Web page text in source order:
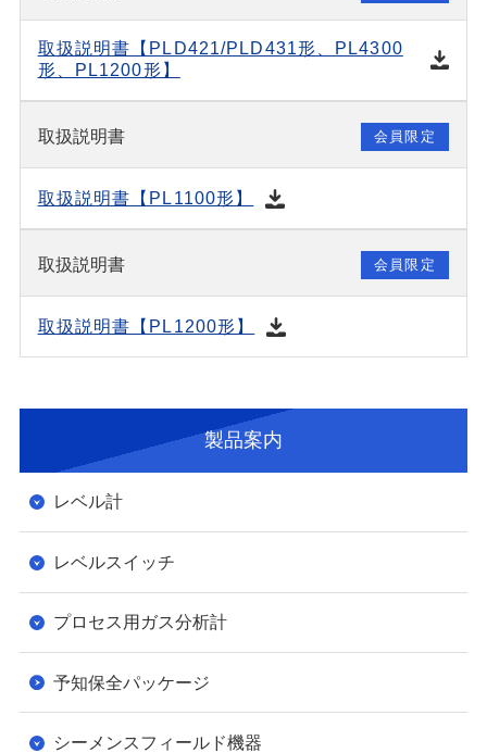
取扱説明書【PLD421/PLD431形、PL4300
形、PL1200形】
取扱説明書 会員限定
取扱説明書【PL1100形】
取扱説明書 会員限定
取扱説明書【PL1200形】
製品案内
レベル計
レベルスイッチ
プロセス用ガス分析計
予知保全パッケージ
シーメンスフィールド機器